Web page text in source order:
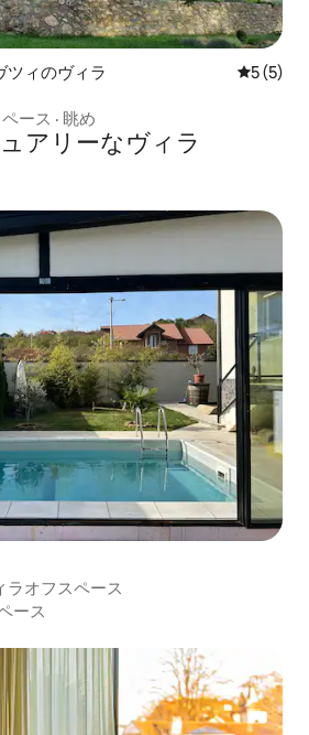
ツィのヴィラ レビュー
5 (5)
ース · 眺め
アリーなヴィラ
ラオフスペース
ース